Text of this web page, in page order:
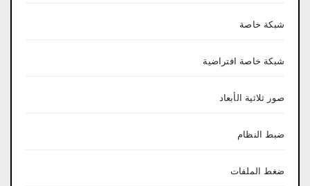
شبكة خاصة
شبكة خاصة افتراضية
صور ثلاثية الأبعاد
ضبط النظام
ضغط الملفات